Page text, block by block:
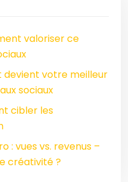
valoriser ce
devient votre meilleur
sociaux
cibler les
: vues vs. revenus –
créativité ?